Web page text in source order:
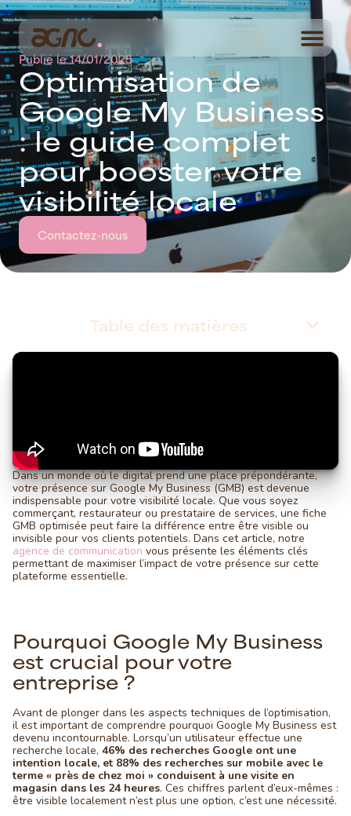
Publié le14/01/2025
Optimisation de
GoogleMy Business
:leguidecomplet
pourboostervotre
visibilitélocale
Contactez-nous
Table des matières
Dans un monde où le digital prend une place prépondérante,
votre présence sur Google My Business (GMB) est devenue
indispensable pour votre visibilité locale. Que vous soyez
commerçant, restaurateur ou prestataire de services, une fiche
GMB optimisée peut faire la différence entre être visible ou
invisible pour vos clients potentiels. Dans cet article, notre
agence de communication vous présente les éléments clés
permettant de maximiser l’impact de votre présence sur cette
plateforme essentielle.
Pourquoi Google My Business
est crucial pour votre
entreprise ?
Avant de plonger dans les aspects techniques de l’optimisation,
il est important de comprendre pourquoi Google My Business est
devenu incontournable. Lorsqu’un utilisateur effectue une
recherche locale, 46% des recherches Google ont une
intention locale, et 88% des recherches sur mobile avec le
terme « près de chez moi » conduisent à une visite en
magasin dans les 24 heures. Ces chiffres parlent d’eux-mêmes :
être visible localement n’est plus une option, c’est une nécessité.